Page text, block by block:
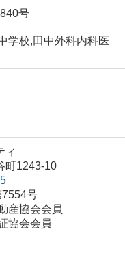
号
学校,田中外科内科医
ィ
町1243-10
号
産協会会員
協会会員